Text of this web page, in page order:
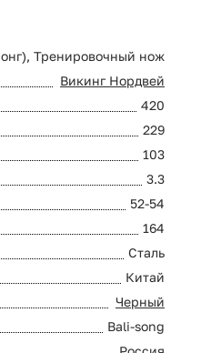
Тренировочный нож
Викинг Нордвей
420
229
103
3.3
52-54
164
Сталь
Китай
Черный
Bali-song